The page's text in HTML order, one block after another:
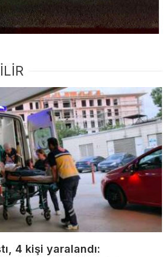
4 kişi yaralandı: